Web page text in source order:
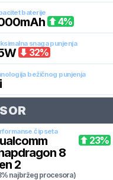
baterije
mAh 4%
snaga punjenja
W 32%
bežičnog punjenja
čipseta
8
2
najbržeg procesora)
23%